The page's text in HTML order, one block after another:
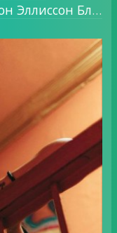
Лина Оля Луна Элиссон Эллиссон Блог о том, о чем хочу.